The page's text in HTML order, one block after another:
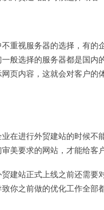
重视服务器的选择，有
般选择的服务器都是国
页内容，这就会对客户的
在进行外贸建站的时候
美要求的网站，才能给客
建站正式上线之前还需
你之前做的优化工作全部都